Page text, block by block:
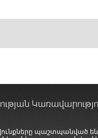
պաշտպանված